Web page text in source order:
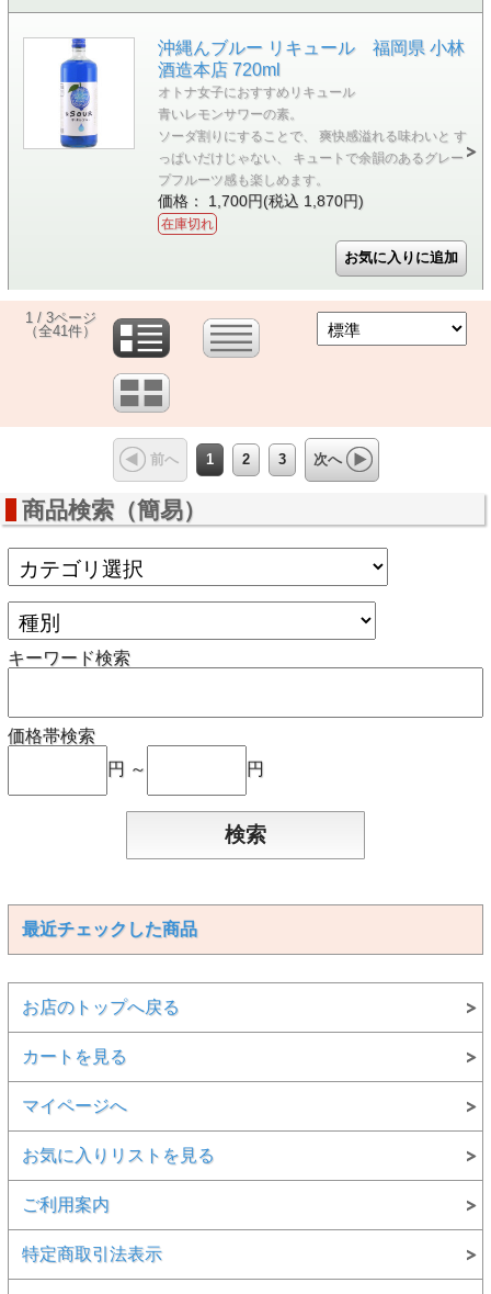
沖縄んブルー リキュール 福岡県 小林
酒造本店 720ml
オトナ女子におすすめリキュール
青いレモンサワーの素。
ソーダ割りにすることで、 爽快感溢れる味わいと す
っぱいだけじゃない、 キュートで余韻のあるグレー
プフルーツ感も楽しめます。
価格： 1,700円(税込 1,870円)
在庫切れ
1 / 3ページ
（全41件）
前へ 1 2 3 次へ
商品検索（簡易）
キーワード検索
価格帯検索
円 ～
円
最近チェックした商品
お店のトップへ戻る
カートを見る
マイページへ
お気に入りリストを見る
ご利用案内
特定商取引法表示